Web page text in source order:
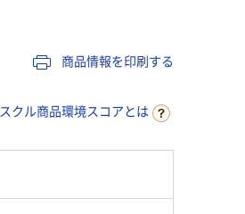
製品お買い上げ日よ
り2年間
商品情報を印刷する
クル商品環境スコアとは